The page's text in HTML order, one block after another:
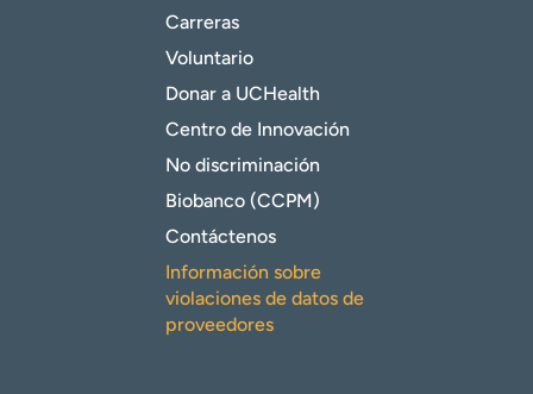
Carreras
Voluntario
Donar a UCHealth
Centro de Innovación
No discriminación
Biobanco (CCPM)
Contáctenos
Información sobre
violaciones de datos de
proveedores